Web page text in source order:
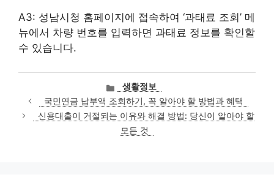
A3: 성남시청 홈페이지에 접속하여 ‘과태료 조회’ 메
뉴에서 차량 번호를 입력하면 과태료 정보를 확인할
수 있습니다.
카
테
고
리
생활정보
국민연금 납부액 조회하기, 꼭 알아야 할 방법과 혜택
신용대출이 거절되는 이유와 해결 방법: 당신이 알아야 할
모든 것